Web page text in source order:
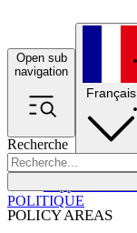
Open sub
navigation
Recherche
POLICY AREAS
Français
POLITIQUE